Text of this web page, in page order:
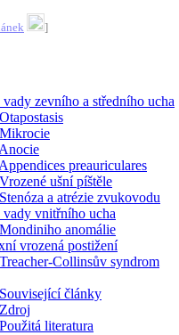
]
zevního a středního ucha
Otapostasis
Mikrocie
Anocie
Appendices preauriculares
Vrozené ušní píštěle
Stenóza a atrézie zvukovodu
vady vnitřního ucha
Mondiniho anomálie
vrozená postižení
Treacher-Collinsův syndrom
Související články
Zdroj
Použitá literatura